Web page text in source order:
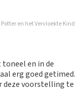
en het Vervloekte Kind
en in de
erg goed getimed.
deze voorstelling te